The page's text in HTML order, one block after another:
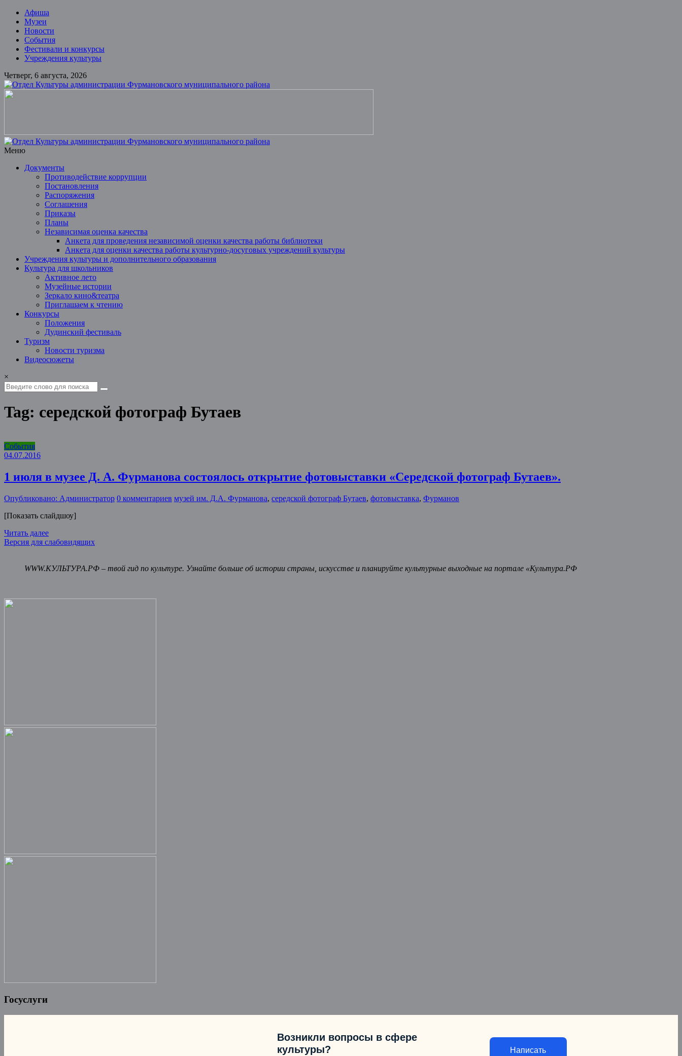
Skip
content
Афиша
Музеи
Новости
События
Фестивали и конкурсы
Учреждения культуры
Четверг, 6 августа, 2026
Фурмановского
муниципального
Муниципальное
учреждение
Меню
Документы
Противодействие коррупции
Постановления
Распоряжения
Соглашения
Приказы
Планы
Независимая оценка качества
Анкета для проведения независимой оценки качества работы библиотеки
Анкета для оценки качества работы культурно-досуговых учреждений культуры
Учреждения культуры и дополнительного образования
Культура для школьников
Активное лето
Музейные истории
Зеркало кино&театра
Приглашаем к чтению
Конкурсы
Положения
Дудинский фестиваль
Туризм
Новости туризма
Видеосюжеты
×
Tag: середской фотограф Бутаев
События
04.07.2016
1 июля в музее Д. А. Фурманова состоялось открытие фотовыставки «Середской фотограф Бутаев».
Опубликовано: Администратор 0 комментариев музей им. Д.А. Фурманова, середской фотограф Бутаев, фотовыставка, Фурманов
[Показать слайдшоу]
Читать далее
Версия для слабовидящих
WWW.КУЛЬТУРА.РФ – твой гид по культуре. Узнайте больше об истории страны, искусстве и планируйте культурные выходные на портале «Культура.РФ
Госуслуги
Возникли вопросы в сфере
культуры?
Написать